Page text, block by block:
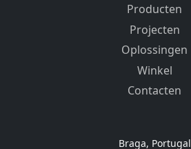
Producten
Projecten
Oplossingen
Winkel
Contacten
Braga, Portugal